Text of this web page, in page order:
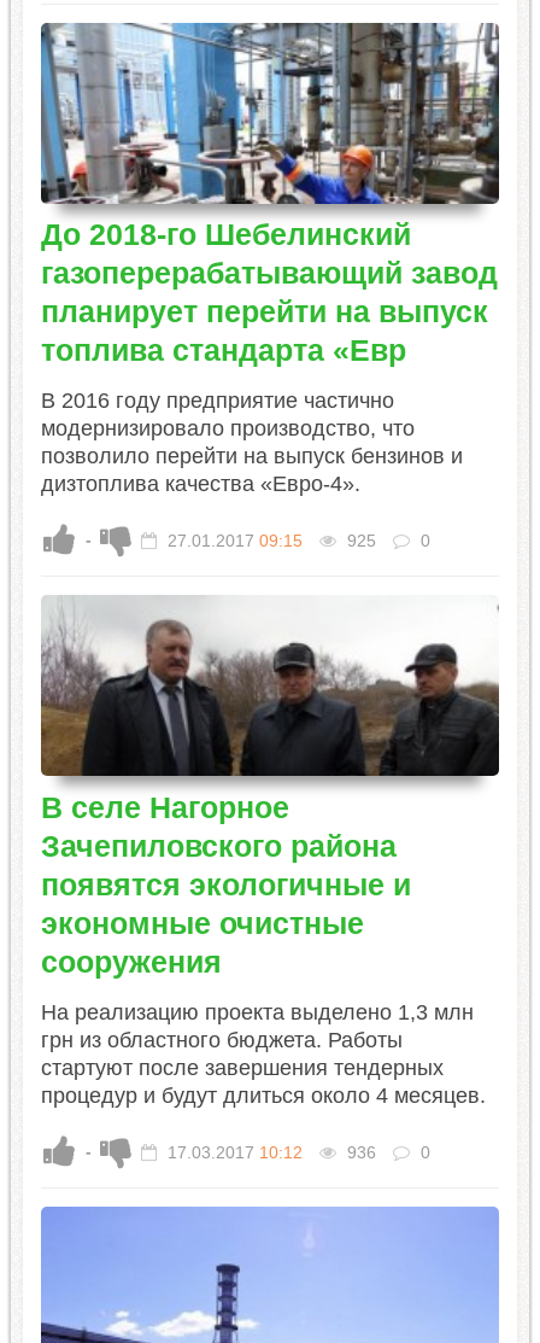
До 2018-го Шебелинский
газоперерабатывающий завод
планирует перейти на выпуск
топлива стандарта «Евр
В 2016 году предприятие частично
модернизировало производство, что
позволило перейти на выпуск бензинов и
дизтоплива качества «Евро-4».
- 27.01.2017 09:15 925 0
В селе Нагорное
Зачепиловского района
появятся экологичные и
экономные очистные
сооружения
На реализацию проекта выделено 1,3 млн
грн из областного бюджета. Работы
стартуют после завершения тендерных
процедур и будут длиться около 4 месяцев.
- 17.03.2017 10:12 936 0